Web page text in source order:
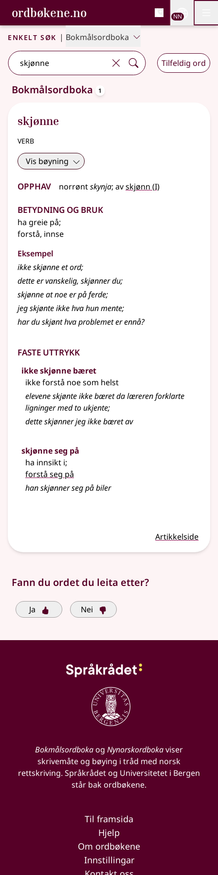
Gå til hovudinnhald
Tilgjenge
ordbøkene.no, Bokmålsordboka og
Bokmålsordboka og Nynorskordboka
NN
Enkelt søk | Bokmålsordboka
Tilfeldig ord
Eitt treff.Ytterlegare søkjeforslag tilgjengelege
Bokmålsordboka 1
skjønne
verb
Vis bøyning
Opphav norrøntskynja; avskjønn (1
I)
Betydning og bruk
ha greie på;
forstå, innse
Eksempel
ikkeskjønneet ord;
dette er vanskelig, skjønnerdu;
skjønneat noe er på ferde;
jeg skjønte ikke hva hun mente;
har du skjønt hva problemet er ennå?
Faste uttrykk
ikke skjønne bæret
ikke forstå noe som helst
elevene skjønte ikke bæret da læreren forklarte
ligninger med to ukjente;
dette skjønner jeg ikke bæret av
skjønne seg på
ha innsikt i;
forstå seg på
han skjønner seg på biler
Artikkelside
Fann du ordet du leita etter?
Ja Nei
Bokmålsordbokaog Nynorskordbokaviser
skrivemåte og bøying i tråd med norsk
rettskriving. Språkrådet og Universitetet i Bergen
står bak ordbøkene.
Til framsida
Hjelp
Om ordbøkene
Innstillingar